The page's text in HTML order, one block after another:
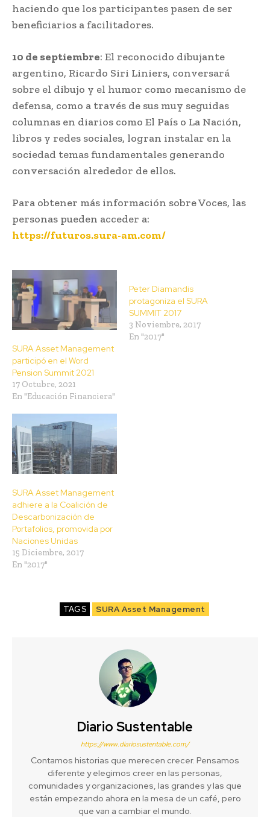
haciendo que los participantes pasen de ser
beneficiarios a facilitadores.
10 de septiembre: El reconocido dibujante
argentino, Ricardo Siri Liniers, conversará
sobre el dibujo y el humor como mecanismo de
defensa, como a través de sus muy seguidas
columnas en diarios como El País o La Nación,
libros y redes sociales, logran instalar en la
sociedad temas fundamentales generando
conversación alrededor de ellos.
Para obtener más información sobre Voces, las
personas pueden acceder a:
https://futuros.sura-am.com/
SURA Asset Management
participó en el Word
Pension Summit 2021
17 Octubre, 2021
En "Educación Financiera"
Peter Diamandis
protagoniza el SURA
SUMMIT 2017
3 Noviembre, 2017
En "2017"
SURA Asset Management
adhiere a la Coalición de
Descarbonización de
Portafolios, promovida por
Naciones Unidas
15 Diciembre, 2017
En "2017"
TAGS SURA Asset Management
Diario Sustentable
https://www.diariosustentable.com/
Contamos historias que merecen crecer. Pensamos
diferente y elegimos creer en las personas,
comunidades y organizaciones, las grandes y las que
están empezando ahora en la mesa de un café, pero
que van a cambiar el mundo.